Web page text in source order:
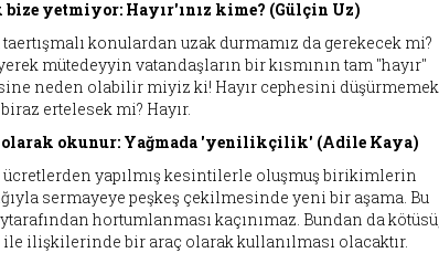
bize yetmiyor: Hayır'ınız kime? (Gülçin Uz)
konulardan uzak durmamız da gerekecek mi?
mütedeyyin vatandaşların bir kısmının tam "hayır"
neden olabilir miyiz ki! Hayır cephesini düşürmemek
ertelesek mi? Hayır.
olarak okunur: Yağmada 'yenilikçilik' (Adile Kaya)
ücretlerden yapılmış kesintilerle oluşmuş birikimlerin
sermayeye peşkeş çekilmesinde yeni bir aşama. Bu
hortumlanması kaçınımaz. Bundan da kötüsü,
ilişkilerinde bir araç olarak kullanılması olacaktır.